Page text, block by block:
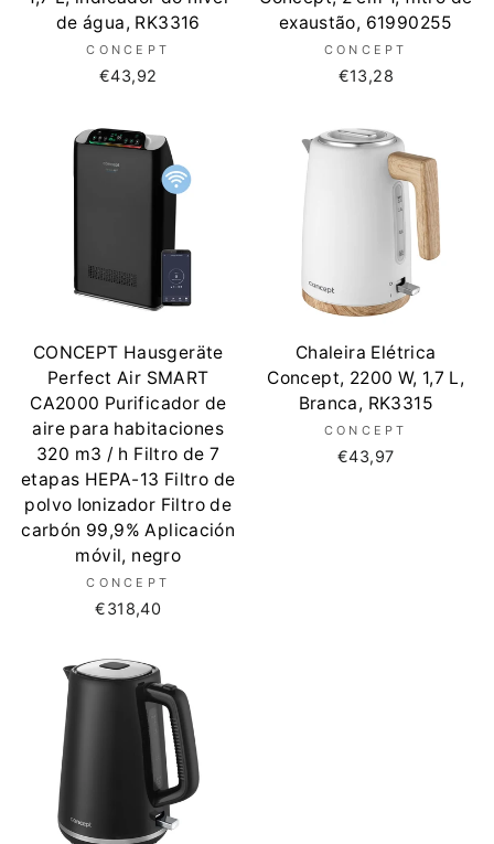
de água, RK3316
CONCEPT
€43,92
exaustão, 61990255
CONCEPT
€13,28
CONCEPT Hausgeräte
Perfect Air SMART
CA2000 Purificador de
aire para habitaciones
320 m3 / h Filtro de 7
etapas HEPA-13 Filtro de
polvo Ionizador Filtro de
carbón 99,9% Aplicación
móvil, negro
CONCEPT
€318,40
Chaleira Elétrica
Concept, 2200 W, 1,7 L,
Branca, RK3315
CONCEPT
€43,97